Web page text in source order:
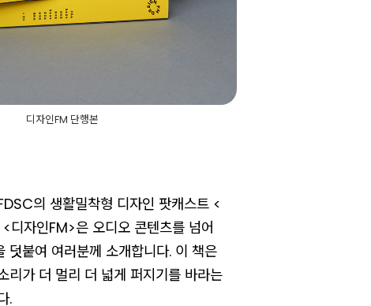
디자인FM 단행본
의 생활밀착형 디자인 팟캐스트 <
디자인FM>은 오디오 콘텐츠를 넘어
덧붙여 여러분께 소개합니다. 이 책은
리가 더 멀리 더 넓게 퍼지기를 바라는
.